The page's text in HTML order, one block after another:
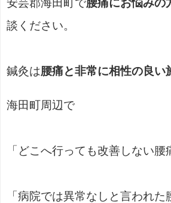
安芸郡海田町で腰痛にお悩みの
談ください。
鍼灸は腰痛と非常に相性の良い
海田町周辺で
「どこへ行っても改善しない腰
「病院では異常なしと言われた